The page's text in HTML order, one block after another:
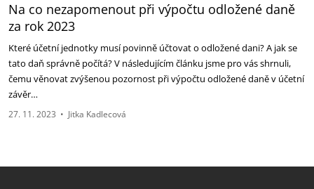
Na co nezapomenout při výpočtu odložené daně
za rok 2023
Které účetní jednotky musí povinně účtovat o odložené dani? A jak se
tato daň správně počítá? V následujícím článku jsme pro vás shrnuli,
čemu věnovat zvýšenou pozornost při výpočtu odložené daně v účetní
závěr…
27. 11. 2023 • Jitka Kadlecová